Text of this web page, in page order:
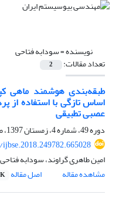
نویسنده =سودابه فتاحی
تعداد مقالات: 2
اساس تازگی با استفاده از
عصبی تطبیقی
دوره 49، شماره 4، زمستان 1397، صفحه
امین طاهری گراوند، سودابه
مشاهده مقاله
اصل مقاله